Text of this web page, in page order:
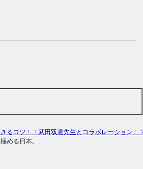
るコツ！！武田双雲先生とコラボレーション！
める日本。…